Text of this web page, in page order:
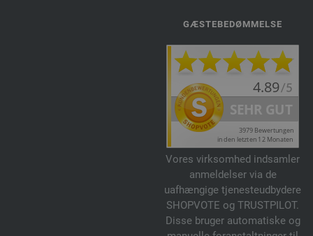
GÆSTEBEDØMMELSE
Vores virksomhed indsamler
anmeldelser via de
uafhængige tjenesteudbydere
SHOPVOTE og TRUSTPILOT.
Disse bruger automatiske og